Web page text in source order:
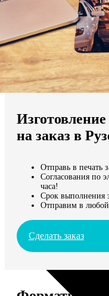
Мы доставляем по
Продолжить без города
на заказ в
Отправь в печать
Согласования по
часа!
Срок выполнения
Отправим в
Сделать заказ